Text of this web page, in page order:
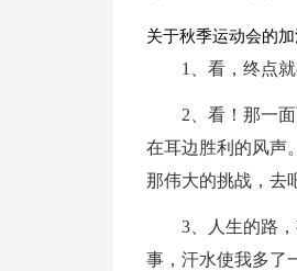
关于秋季运动会的
1、看，终点
2、看！那一
在耳边胜利的风声
那伟大的挑战，去
3、人生的路
事，汗水使我多了